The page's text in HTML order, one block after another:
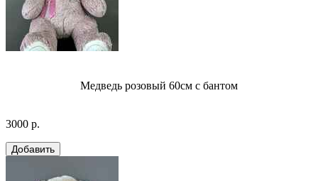
Медведь розовый 60см с бантом
3000 р.